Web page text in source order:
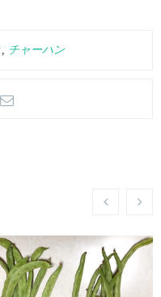
, チャーハン